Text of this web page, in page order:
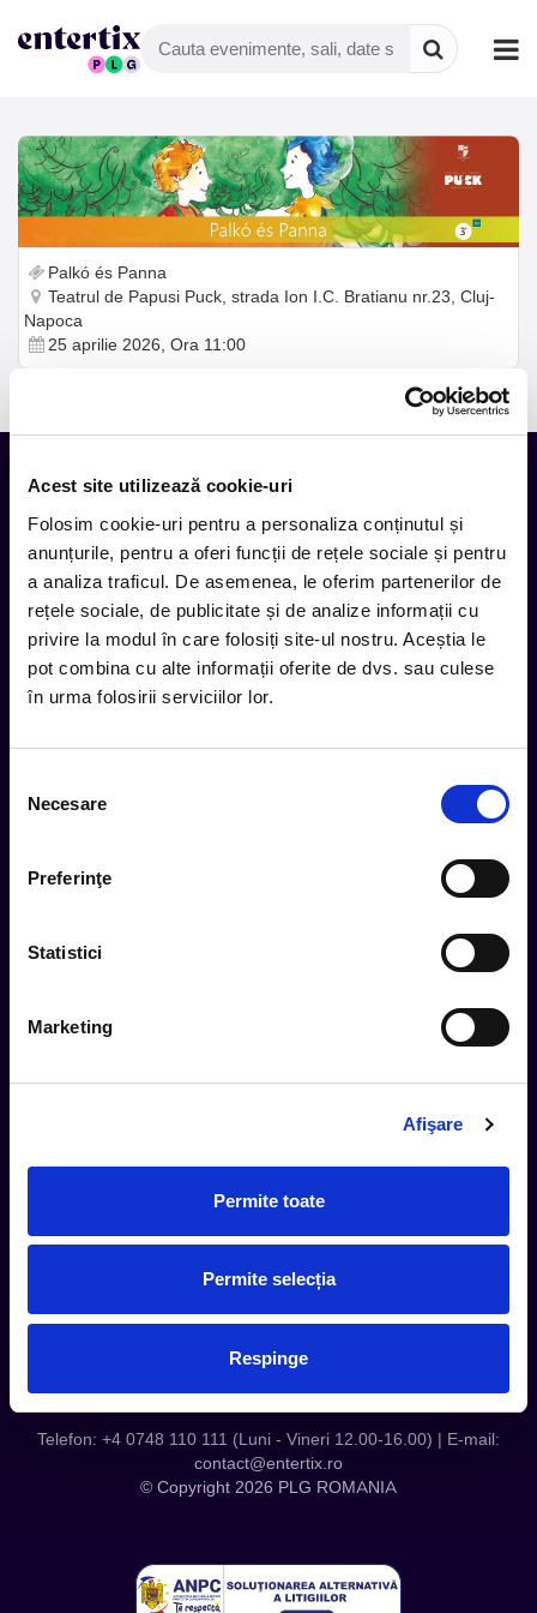
Acest site utilizează cookie-uri
Folosim cookie-uri pentru a personaliza conținutul și
anunțurile, pentru a oferi funcții de rețele sociale și pentru
a analiza traficul. De asemenea, le oferim partenerilor de
rețele sociale, de publicitate și de analize informații cu
privire la modul în care folosiți site-ul nostru. Aceștia le
pot combina cu alte informații oferite de dvs. sau culese
în urma folosirii serviciilor lor.
consimțământului
Necesare
Preferinţe
Statistici
Marketing
Afişare
Permite toate
Permite selecția
Respinge
Palkó és Panna
Teatrul de Papusi Puck, strada Ion I.C. Bratianu nr.23, Cluj-
Napoca
25 aprilie 2026, Ora 11:00
Tot ce te intereseaza, direct in
inbox.
Aboneaza-te la newsletter-ul nostru, fii primul la care ajung
evenimentele noi.
Urmareste noutatile pe
Metode plata
Magazine partenere
Servicii Organizatori
Despre noi
Telefon: +4 0748 110 111 (Luni - Vineri 12.00-16.00) | E-mail:
contact@entertix.ro
© Copyright 2026 PLG ROMANIA